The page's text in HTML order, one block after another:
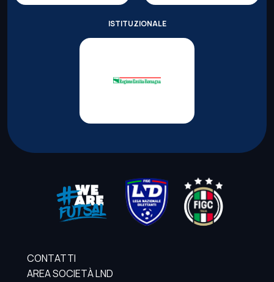
ISTITUZIONALE
CONTATTI
AREA SOCIETÀ LND